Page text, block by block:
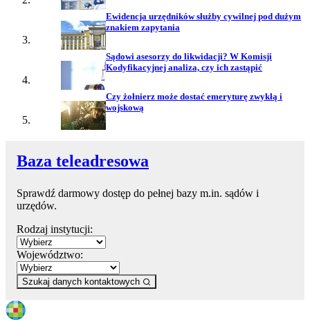
Ewidencja urzędników służby cywilnej pod dużym
znakiem zapytania
Sądowi asesorzy do likwidacji? W Komisji
Kodyfikacyjnej analiza, czy ich zastąpić
Czy żołnierz może dostać emeryturę zwykłą i
wojskową
Baza teleadresowa
Sprawdź darmowy dostęp do pełnej bazy m.in. sądów i
urzędów.
Rodzaj instytucji:
Województwo:
Szukaj danych kontaktowych